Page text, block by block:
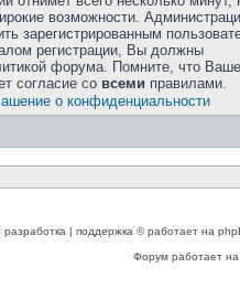
возможности.
зарегистрированным
регистрации, Вы должны
форума. Помните, что Ваше
согласие со всеми правилами.
о конфиденциальности
: разработка | поддержка © работает на
Форум работает